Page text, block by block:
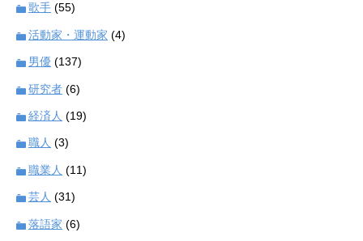
歌手 (55)
活動家・運動家 (4)
男優 (137)
研究者 (6)
経済人 (19)
職人 (3)
職業人 (11)
芸人 (31)
落語家 (6)